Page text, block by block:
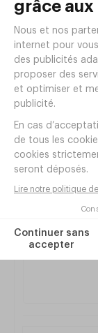
Spatule
Réf. XP06
Articles